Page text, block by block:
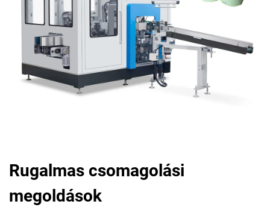
Rugalmas csomagolási
megoldások